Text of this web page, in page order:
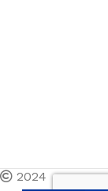
2024